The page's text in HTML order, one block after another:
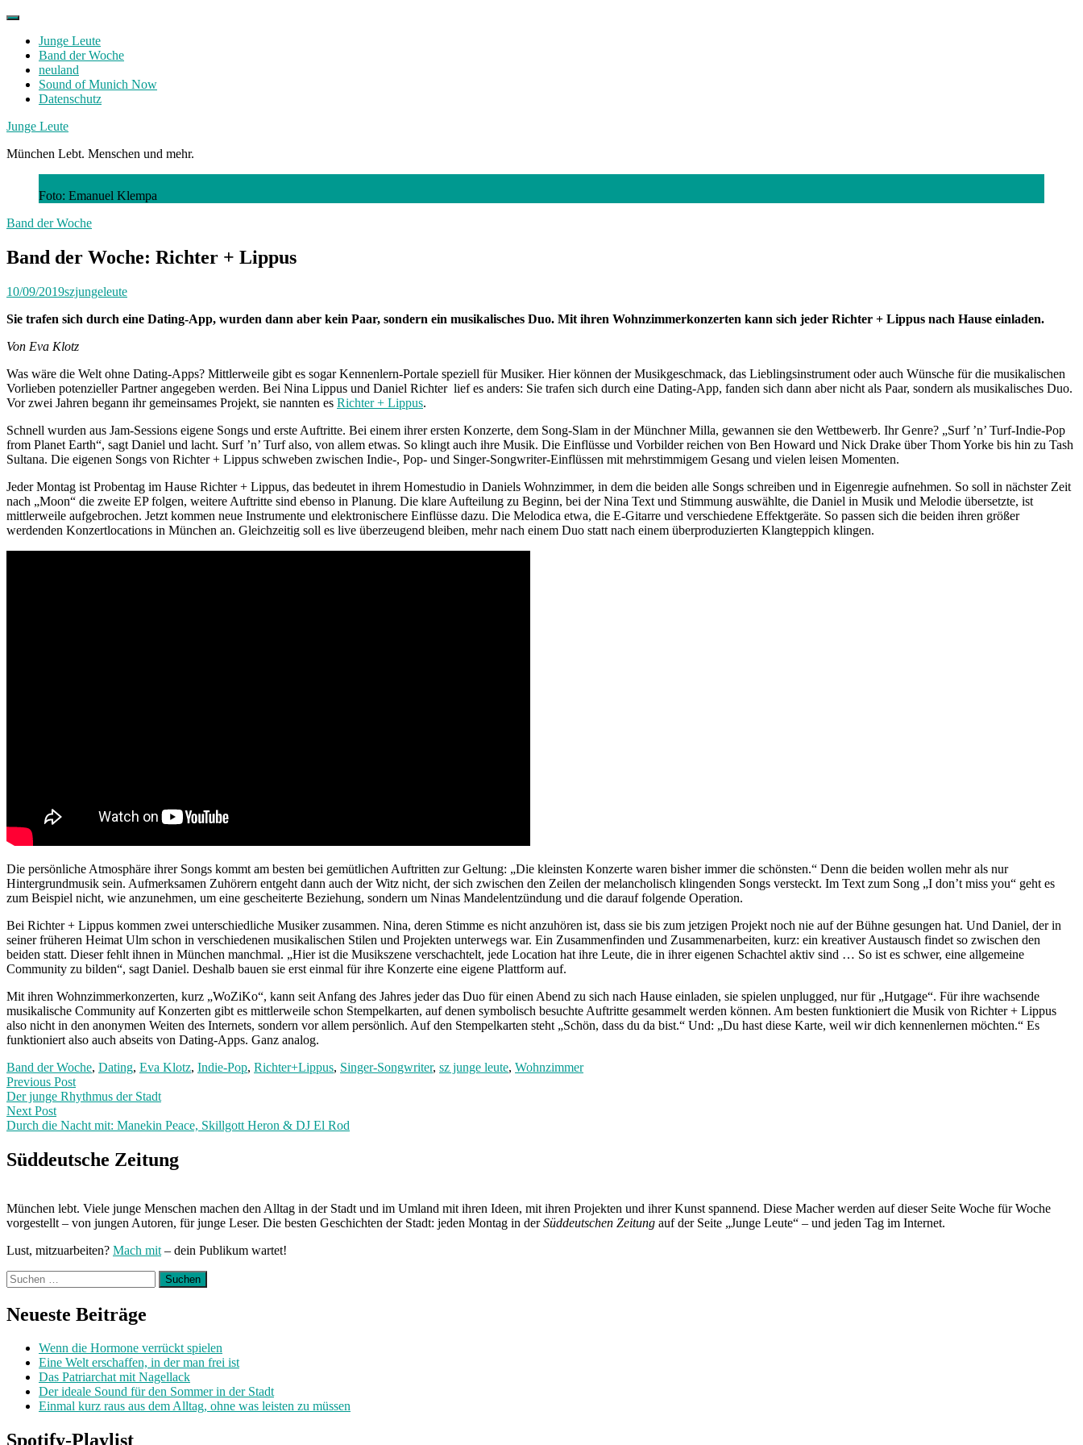
Skip
contentJunge Leute
Band der Woche
neuland
Sound of Munich Now
Datenschutz
Facebook
Twitter
Instagram
Junge Leute
München Lebt. Menschen und mehr.
Foto: Emanuel Klempa
Band der Woche
Band der Woche: Richter + Lippus
10/09/2019szjungeleute
Sie trafen sich durch eine Dating-App, wurden dann aber kein Paar, sondern ein musikalisches Duo. Mit ihren Wohnzimmerkonzerten kann sich jeder Richter + Lippus nach Hause einladen.
Von Eva Klotz
Was wäre die Welt ohne Dating-Apps? Mittlerweile gibt es sogar Kennenlern-Portale speziell für Musiker. Hier können der Musikgeschmack, das Lieblingsinstrument oder auch Wünsche für die musikalischen
Vorlieben potenzieller Partner angegeben werden. Bei Nina Lippus und Daniel Richter lief es anders: Sie trafen sich durch eine Dating-App, fanden sich dann aber nicht als Paar, sondern als musikalisches Duo.
Vor zwei Jahren begann ihr gemeinsames Projekt, sie nannten es Richter + Lippus.
Schnell wurden aus Jam-Sessions eigene Songs und erste Auftritte. Bei einem ihrer ersten Konzerte, dem Song-Slam in der Münchner Milla, gewannen sie den Wettbewerb. Ihr Genre? „Surf ’n’ Turf-Indie-Pop
from Planet Earth“, sagt Daniel und lacht. Surf ’n’ Turf also, von allem etwas. So klingt auch ihre Musik. Die Einflüsse und Vorbilder reichen von Ben Howard und Nick Drake über Thom Yorke bis hin zu Tash
Sultana. Die eigenen Songs von Richter + Lippus schweben zwischen Indie-, Pop- und Singer-Songwriter-Einflüssen mit mehrstimmigem Gesang und vielen leisen Momenten.
Jeder Montag ist Probentag im Hause Richter + Lippus, das bedeutet in ihrem Homestudio in Daniels Wohnzimmer, in dem die beiden alle Songs schreiben und in Eigenregie aufnehmen. So soll in nächster Zeit
nach „Moon“ die zweite EP folgen, weitere Auftritte sind ebenso in Planung. Die klare Aufteilung zu Beginn, bei der Nina Text und Stimmung auswählte, die Daniel in Musik und Melodie übersetzte, ist
mittlerweile aufgebrochen. Jetzt kommen neue Instrumente und elektronischere Einflüsse dazu. Die Melodica etwa, die E-Gitarre und verschiedene Effektgeräte. So passen sich die beiden ihren größer
werdenden Konzertlocations in München an. Gleichzeitig soll es live überzeugend bleiben, mehr nach einem Duo statt nach einem überproduzierten Klangteppich klingen.
Die persönliche Atmosphäre ihrer Songs kommt am besten bei gemütlichen Auftritten zur Geltung: „Die kleinsten Konzerte waren bisher immer die schönsten.“ Denn die beiden wollen mehr als nur
Hintergrundmusik sein. Aufmerksamen Zuhörern entgeht dann auch der Witz nicht, der sich zwischen den Zeilen der melancholisch klingenden Songs versteckt. Im Text zum Song „I don’t miss you“ geht es
zum Beispiel nicht, wie anzunehmen, um eine gescheiterte Beziehung, sondern um Ninas Mandelentzündung und die darauf folgende Operation.
Bei Richter + Lippus kommen zwei unterschiedliche Musiker zusammen. Nina, deren Stimme es nicht anzuhören ist, dass sie bis zum jetzigen Projekt noch nie auf der Bühne gesungen hat. Und Daniel, der in
seiner früheren Heimat Ulm schon in verschiedenen musikalischen Stilen und Projekten unterwegs war. Ein Zusammenfinden und Zusammenarbeiten, kurz: ein kreativer Austausch findet so zwischen den
beiden statt. Dieser fehlt ihnen in München manchmal. „Hier ist die Musikszene verschachtelt, jede Location hat ihre Leute, die in ihrer eigenen Schachtel aktiv sind … So ist es schwer, eine allgemeine
Community zu bilden“, sagt Daniel. Deshalb bauen sie erst einmal für ihre Konzerte eine eigene Plattform auf.
Mit ihren Wohnzimmerkonzerten, kurz „WoZiKo“, kann seit Anfang des Jahres jeder das Duo für einen Abend zu sich nach Hause einladen, sie spielen unplugged, nur für „Hutgage“. Für ihre wachsende
musikalische Community auf Konzerten gibt es mittlerweile schon Stempelkarten, auf denen symbolisch besuchte Auftritte gesammelt werden können. Am besten funktioniert die Musik von Richter + Lippus
also nicht in den anonymen Weiten des Internets, sondern vor allem persönlich. Auf den Stempelkarten steht „Schön, dass du da bist.“ Und: „Du hast diese Karte, weil wir dich kennenlernen möchten.“ Es
funktioniert also auch abseits von Dating-Apps. Ganz analog.
Band der Woche, Dating, Eva Klotz, Indie-Pop, Richter+Lippus, Singer-Songwriter, sz junge leute, Wohnzimmer
Post
navigation
Previous PostPrevious
post:
Der junge Rhythmus der Stadt
Next Post
Durch die Nacht mit: Manekin Peace, Skillgott Heron & DJ El Rod
Post:
Süddeutsche Zeitung
München lebt. Viele junge Menschen machen den Alltag in der Stadt und im Umland mit ihren Ideen, mit ihren Projekten und ihrer Kunst spannend. Diese Macher werden auf dieser Seite Woche für Woche
vorgestellt – von jungen Autoren, für junge Leser. Die besten Geschichten der Stadt: jeden Montag in derSüddeutschen Zeitung auf der Seite „Junge Leute“ – und jeden Tag im Internet.
Lust, mitzuarbeiten? Mach mit – dein Publikum wartet!
Suchen
nach:
Neueste Beiträge
Wenn die Hormone verrückt spielen
Eine Welt erschaffen, in der man frei ist
Das Patriarchat mit Nagellack
Der ideale Sound für den Sommer in der Stadt
Einmal kurz raus aus dem Alltag, ohne was leisten zu müssen
Spotify-Playlist